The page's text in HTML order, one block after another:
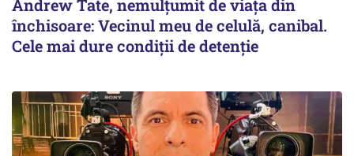
Andrew Tate, nemulțumit de viața din
închisoare: Vecinul meu de celulă, canibal.
Cele mai dure condiții de detenție